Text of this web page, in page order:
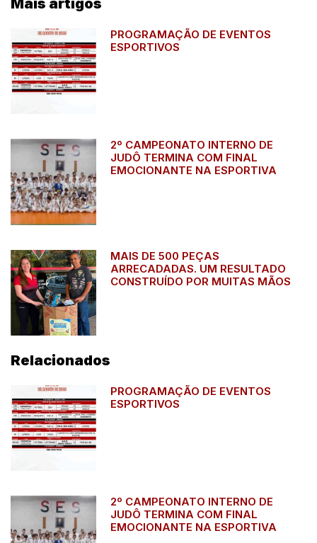
Mais artigos
PROGRAMAÇÃO DE EVENTOS
ESPORTIVOS
2º CAMPEONATO INTERNO DE
JUDÔ TERMINA COM FINAL
EMOCIONANTE NA ESPORTIVA
MAIS DE 500 PEÇAS
ARRECADADAS. UM RESULTADO
CONSTRUÍDO POR MUITAS MÃOS
Relacionados
PROGRAMAÇÃO DE EVENTOS
ESPORTIVOS
2º CAMPEONATO INTERNO DE
JUDÔ TERMINA COM FINAL
EMOCIONANTE NA ESPORTIVA